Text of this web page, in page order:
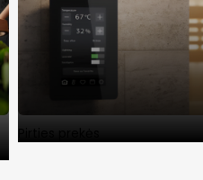
Pirties prekės